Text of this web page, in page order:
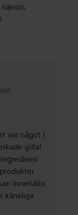
på Lyko.lades 1
var något i
gilla!
innehålla
känsliga